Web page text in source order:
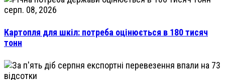
серп. 08, 2026
Картопля для шкіл: потреба оцінюється в 180 тисяч
тонн